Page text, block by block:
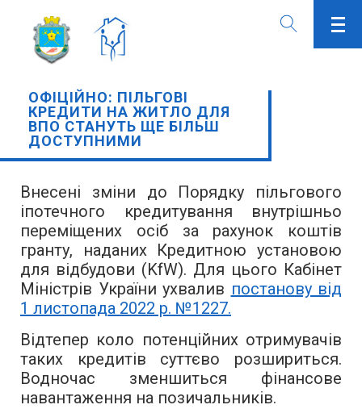
ОФІЦІЙНО: ПІЛЬГОВІ
КРЕДИТИ НА ЖИТЛО ДЛЯ
ВПО СТАНУТЬ ЩЕ БІЛЬШ
ДОСТУПНИМИ
Внесені зміни до Порядку пільгового
іпотечного кредитування внутрішньо
переміщених осіб за рахунок коштів
гранту, наданих Кредитною установою
для відбудови (KfW). Для цього Кабінет
Міністрів України ухвалив постанову від
1 листопада 2022 р. №1227.
Відтепер коло потенційних отримувачів
таких кредитів суттєво розшириться.
Водночас зменшиться фінансове
навантаження на позичальників.